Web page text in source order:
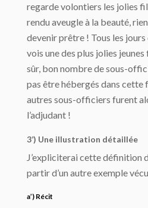
regarde volontiers les jolies
rendu aveugle à la beauté,
devenir prêtre ! Tous les
vois une des plus jolies
sûr, bon nombre de sous-
pas être hébergés dans cette
autres sous-officiers furent
l’adjudant !
3’) Une illustration détaillée
J’expliciterai cette définition
partir d’un autre exemple
a’) Récit